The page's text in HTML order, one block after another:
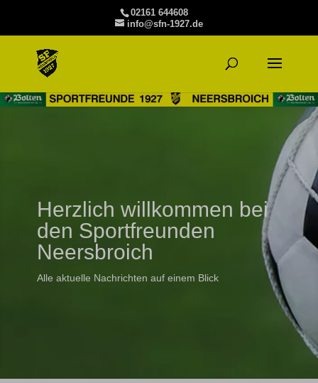
02161 644608
info@sfn-1927.de
Herzlich willkommen bei
den Sportfreunden
Neersbroich
Alle aktuelle Nachrichten auf einem Blick